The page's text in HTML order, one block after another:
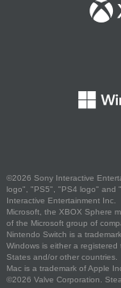
©2026 Sony Interactive
logo", "PS5", "PS4 logo" and
Interactive Entertainment Inc.
Microsoft, the XBOX Sphere
of the Microsoft group of
Nintendo Switch is a
Windows is either a
States and/or other countries.
Mac is a trademark of Apple
©2026 Valve Corporation.